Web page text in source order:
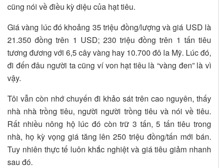
cũng nói về điều kỳ diệu của hạt tiêu.
Giá vàng lúc đó khoảng 35 triệu đồng/lượng và giá USD là
21.350 đồng trên 1 USD; 230 triệu đồng trên 1 tấn tiêu
tương đương với 6,5 cây vàng hay 10.700 đô la Mỹ. Lúc đó,
đi đến đâu người ta cũng ví von hạt tiêu là “vàng đen” là vì
vậy.
Tôi vẫn còn nhớ chuyến đi khảo sát trên cao nguyên, thấy
nhà nhà trồng tiêu, người người trồng tiêu và nói về tiêu.
Rất nhiều nông hộ lúc đó còn trữ 3 tấn, 5 tấn tiêu trong
nhà, họ kỳ vọng giá tăng lên 250 triệu đồng/tấn mới bán.
Tuy nhiên thực tế luôn khắc nghiệt và giá tiêu giảm nhanh
sau đó.